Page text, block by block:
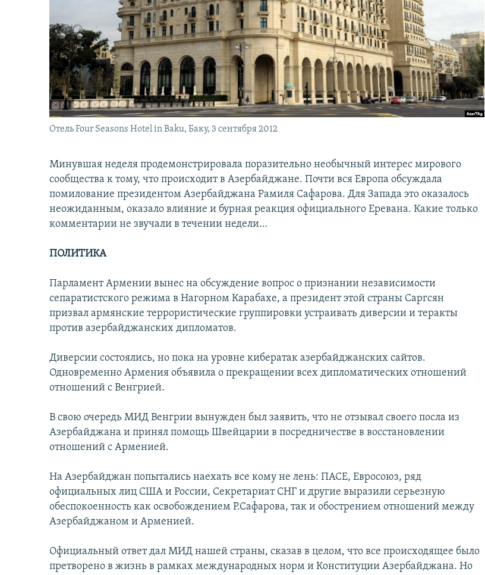
KARIKATURA
İSLAM VƏ DEMOKRATIYA
İZ - MƏDƏNIYYƏT PROQRAMI
PEŞƏ ETIKASI VƏ JURNALISTIKA
STANDARTLARIMIZ
MATERIALLARIMIZDAN ISTIFADƏ
AZADLIQRADIOSU MOBIL TELEFONUNUZDA
BIZIMLƏ ƏLAQƏ
Отель Four Seasons Hotel in Baku, Баку, 3 сентября 2012
Минувшая неделя продемонстрировала поразительно необычный интерес мирового
сообщества к тому, что происходит в Азербайджане. Почти вся Европа обсуждала
помилование президентом Азербайджана Рамиля Сафарова. Для Запада это оказалось
неожиданным, оказало влияние и бурная реакция официального Еревана. Какие только
комментарии не звучали в течении недели…
ПОЛИТИКА
Парламент Армении вынес на обсуждение вопрос о признании независимости
сепаратистского режима в Нагорном Карабахе, а президент этой страны Саргсян
призвал армянские террористические группировки устраивать диверсии и теракты
против азербайджанских дипломатов.
Диверсии состоялись, но пока на уровне кибератак азербайджанских сайтов.
Одновременно Армения объявила о прекращении всех дипломатических отношений
отношений с Венгрией.
В свою очередь МИД Венгрии вынужден был заявить, что не отзывал своего посла из
Азербайджана и принял помощь Швейцарии в посредничестве в восстановлении
отношений с Арменией.
На Азербайджан попытались наехать все кому не лень: ПАСЕ, Евросоюз, ряд
официальных лиц США и России, Секретариат СНГ и другие выразили серьезную
обеспокоенность как освобождением Р.Сафарова, так и обострением отношений между
Азербайджаном и Арменией.
Официальный ответ дал МИД нашей страны, сказав в целом, что все происходящее было
претворено в жизнь в рамках международных норм и Конституции Азербайджана. Но